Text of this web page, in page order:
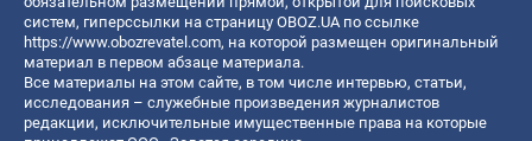
систем, гиперссылки на страницу OBOZ.UA по ссылке
https://www.obozrevatel.com, на которой размещен оригинальный
материал в первом абзаце материала.
Все материалы на этом сайте, в том числе интервью, статьи,
исследования – служебные произведения журналистов
редакции, исключительные имущественные права на которые